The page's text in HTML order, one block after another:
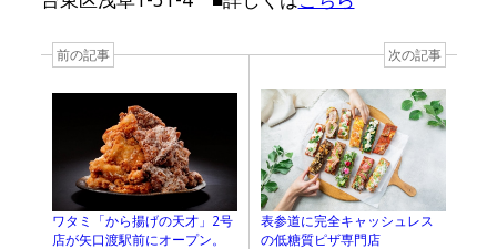
前の記事
ワタミ「から揚げの天才」2号
店が矢口渡駅前にオープン。
次の記事
表参道に完全キャッシュレス
の低糖質ピザ専門店